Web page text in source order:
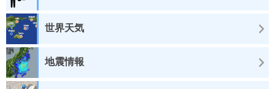
世界天気
地震情報